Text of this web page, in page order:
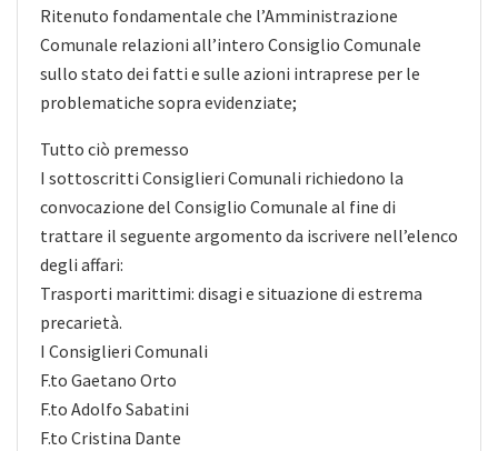
Ritenuto fondamentale che l’Amministrazione
Comunale relazioni all’intero Consiglio Comunale
sullo stato dei fatti e sulle azioni intraprese per le
problematiche sopra evidenziate;
Tutto ciò premesso
I sottoscritti Consiglieri Comunali richiedono la
convocazione del Consiglio Comunale al fine di
trattare il seguente argomento da iscrivere nell’elenco
degli affari:
Trasporti marittimi: disagi e situazione di estrema
precarietà.
I Consiglieri Comunali
F.to Gaetano Orto
F.to Adolfo Sabatini
F.to Cristina Dante